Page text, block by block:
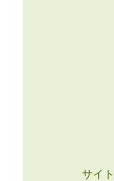
サイ